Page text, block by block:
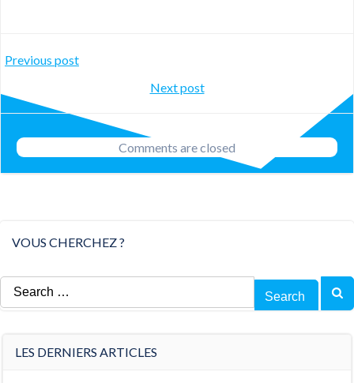
Post
navigation
Previous post
Post
navigation
Next post
Comments are closed
VOUS CHERCHEZ ?
Search
for:
LES DERNIERS ARTICLES